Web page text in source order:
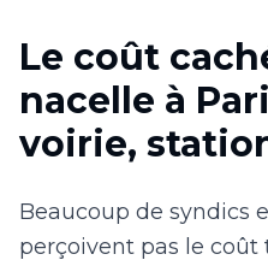
Le coût
nacelle à
voirie,
Beaucoup de syndics
perçoivent pas le